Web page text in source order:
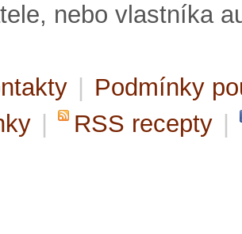
nebo vlastníka
Podmínky
RSS recepty